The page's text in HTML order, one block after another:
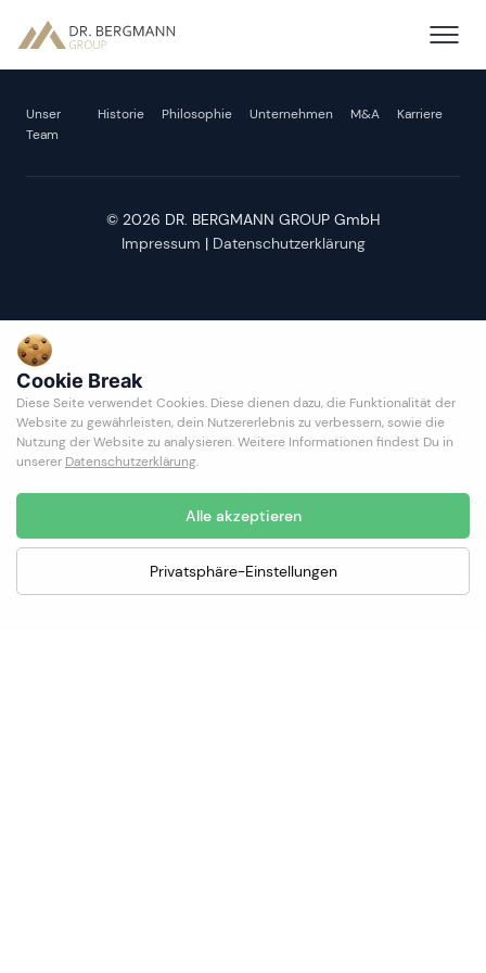
Unser
Team
Historie Philosophie Unternehmen M&A Karriere
© 2026 DR. BERGMANN GROUP GmbH
Impressum | Datenschutzerklärung
Cookie Break
Diese Seite verwendet Cookies. Diese dienen dazu, die Funktionalität der
Website zu gewährleisten, dein Nutzererlebnis zu verbessern, sowie die
Nutzung der Website zu analysieren. Weitere Informationen findest Du in
unserer Datenschutzerklärung.
Alle akzeptieren
Privatsphäre-Einstellungen